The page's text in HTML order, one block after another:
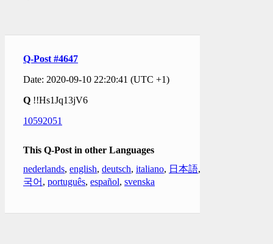
Q-Post #4647
Date: 2020-09-10 22:20:41 (UTC +1)
Q !!Hs1Jq13jV6
10592051
This Q-Post in other Languages
nederlands, english, deutsch, italiano, 日本語,
국어 , português, español, svenska